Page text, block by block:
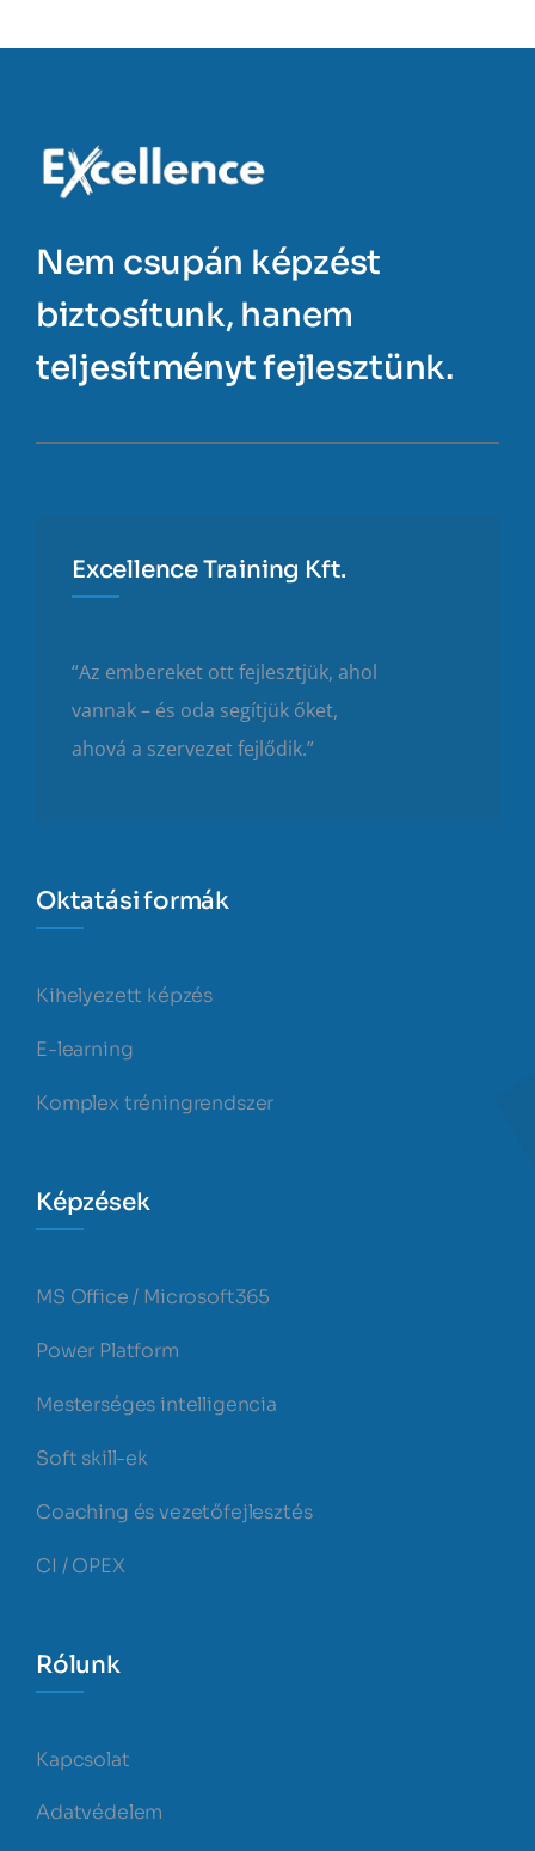
Nem csupán képzést
biztosítunk, hanem
teljesítményt fejlesztünk.
Excellence Training Kft.
“Az embereket ott fejlesztjük, ahol
vannak – és oda segítjük őket,
ahová a szervezet fejlődik.”
Oktatási formák
Kihelyezett képzés
E-learning
Komplex tréningrendszer
Képzések
MS Office / Microsoft365
Power Platform
Mesterséges intelligencia
Soft skill-ek
Coaching és vezetőfejlesztés
CI / OPEX
Rólunk
Kapcsolat
Adatvédelem